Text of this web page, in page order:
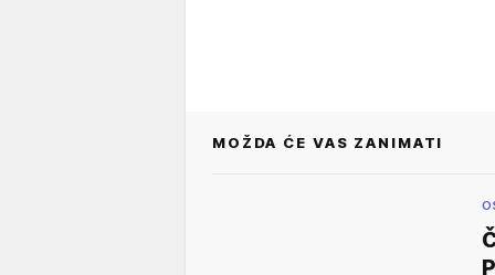
MOŽDA ĆE VAS ZANIMATI